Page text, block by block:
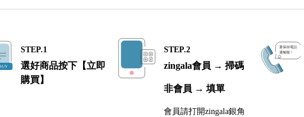
STEP.1
選好商品按下【立即
購買】
STEP.2
zingala會員 → 掃碼
非會員 → 填單
會員請打開zingala銀角